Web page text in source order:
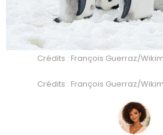
Crédits : François Guerraz/
Crédits : François Guerraz/